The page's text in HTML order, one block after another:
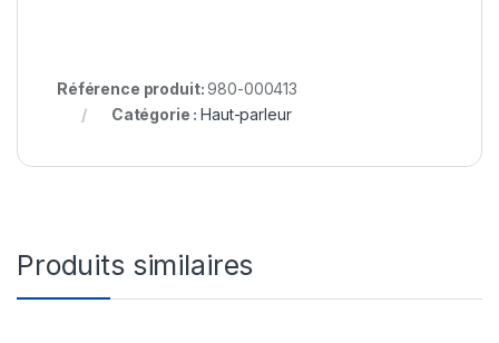
Référence produit:980-000413
Catégorie :Haut-parleur
Produits similaires